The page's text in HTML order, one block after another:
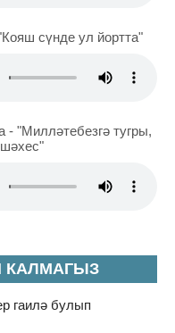
КАЛМАГЫЗ
гаилә булып
сүнде ул йортта"
"Милләтебезгә тугры,